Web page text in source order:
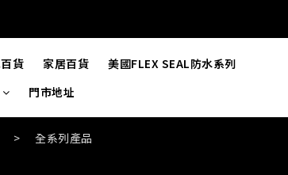
貨 家居百貨
美國FLEX SEAL防水系列
門市地址
> 全系列產品